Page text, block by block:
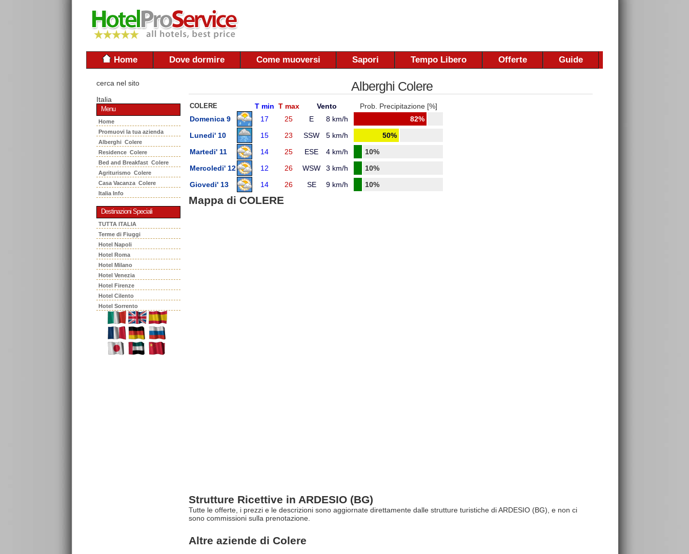
Home Dove dormire Come muoversi Sapori Tempo Libero Offerte Guide
cerca nel sito
Italia
Menu
Home
Promuovi la tua azienda
Alberghi Colere
Residence Colere
Bed and Breakfast Colere
Agriturismo Colere
Casa Vacanza Colere
Italia Info
Destinazioni Speciali
TUTTA ITALIA
Terme di Fiuggi
Hotel Napoli
Hotel Roma
Hotel Milano
Hotel Venezia
Hotel Firenze
Hotel Cilento
Hotel Sorrento
Alberghi Colere
COLERE T min T max Vento
Prob. Precipitazione [%]
Domenica 9
17 25 E 8 km/h
82%
Lunedi' 10
15 23 SSW 5 km/h
50%
Martedi' 11
14 25 ESE 4 km/h
10%
Mercoledi' 12
12 26 WSW 3 km/h
10%
Giovedi' 13
14 26 SE 9 km/h 10%
Mappa di COLERE
Strutture Ricettive in ARDESIO (BG)
Tutte le offerte, i prezzi e le descrizioni sono aggiornate direttamente dalle strutture turistiche di ARDESIO (BG), e non ci
sono commissioni sulla prenotazione.
Altre aziende di Colere